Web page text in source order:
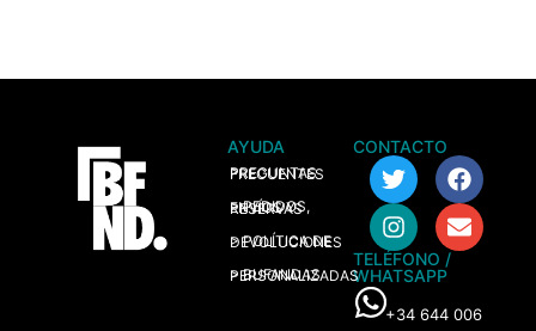
AYUDA
> PREGUNTAS FRECUENTES
> PEDIDOS, ENVÍOS Y RESERVAS
> POLÍTICA DE DEVOLUCIONES
> BUFANDAS PERSONALIZADAS
CONTACTO
TELÉFONO /
WHATSAPP
+34 644 006